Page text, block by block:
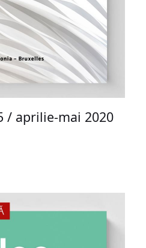
/ aprilie-mai 2020